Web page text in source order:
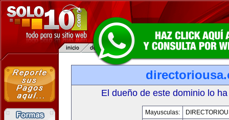
El dueño de este dominio lo
Mayusculas: